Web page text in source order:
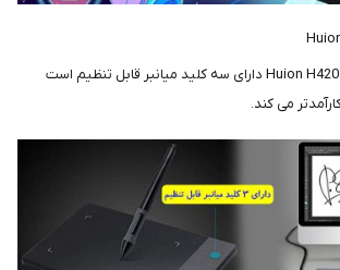
قلم نوری هویون مدل Huion H420 دارای سه کلید میانبر قابل تنظیم است
می کند.